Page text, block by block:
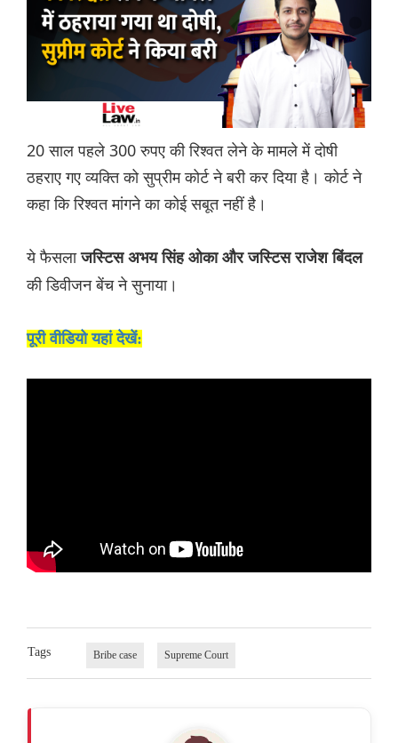
20 साल पहले 300 रुपए की रिश्वत लेने के मामले में दोषी
ठहराए गए व्यक्ति को सुप्रीम कोर्ट ने बरी कर दिया है। कोर्ट ने
कहा कि रिश्वत मांगने का कोई सबूत नहीं है।
ये फैसलाजस्टिस अभय सिंह ओका और जस्टिस राजेश बिंदल
की डिवीजन बेंच ने सुनाया।
पूरी वीडियो यहां देखें:
Tags Bribe case Supreme Court